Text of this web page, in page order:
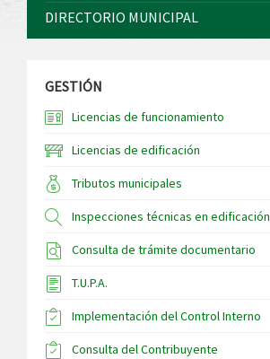
DIRECTORIO MUNICIPAL
GESTIÓN
Licencias de funcionamiento
Licencias de edificación
Tributos municipales
Inspecciones técnicas en edificación
Consulta de trámite documentario
T.U.P.A.
Implementación del Control Interno
Consulta del Contribuyente